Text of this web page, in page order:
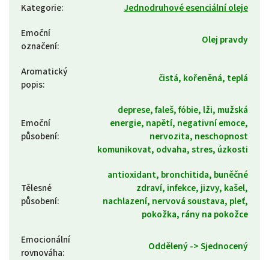
Kategorie:
Jednodruhové esenciální oleje
Emoční
označení: Olej pravdy
Aromatický
popis: čistá, kořeněná, teplá
Emoční
působení:
deprese, faleš, fóbie, lži, mužská
energie, napětí, negativní emoce,
nervozita, neschopnost
komunikovat, odvaha, stres, úzkosti
Tělesné
působení:
antioxidant, bronchitida, buněčné
zdraví, infekce, jizvy, kašel,
nachlazení, nervová soustava, pleť,
pokožka, rány na pokožce
Emocionální
rovnováha: Oddělený -> Sjednocený